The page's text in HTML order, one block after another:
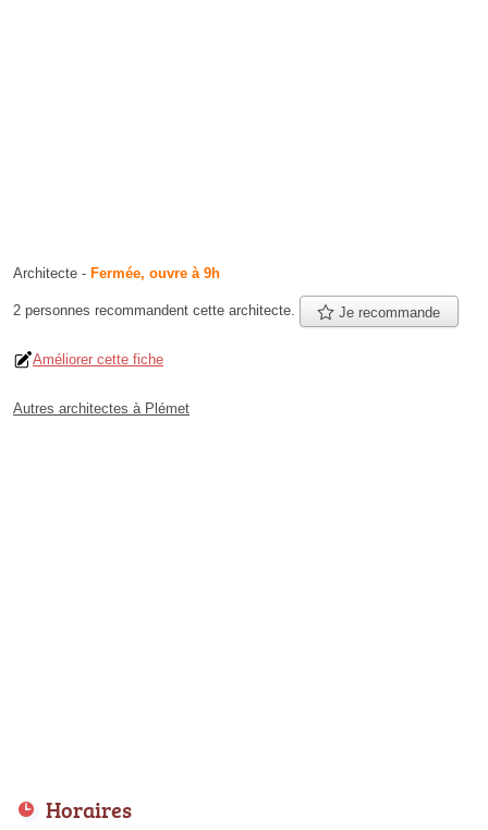
Architecte - Fermée, ouvre à 9h
2 personnes recommandent cette architecte. Je recommande
Améliorer cette fiche
Autres architectes à Plémet
Horaires